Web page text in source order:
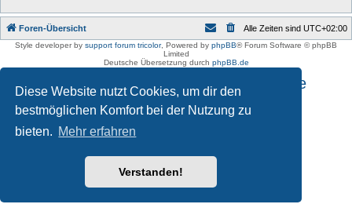
Diese Website nutzt Cookies, um dir den
bestmöglichen Komfort bei der Nutzung zu
bieten. Mehr erfahren
Verstanden!
Foren-Übersicht Alle Zeiten sind UTC+02:00
Style developer by support forum tricolor, Powered by phpBB® Forum Software © phpBB
Limited
Deutsche Übersetzung durch phpBB.de
Impressum und Datenschutzhinweise